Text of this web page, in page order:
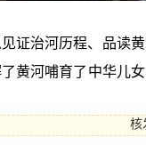
证治河历程、品读
黄河哺育了中华儿
核